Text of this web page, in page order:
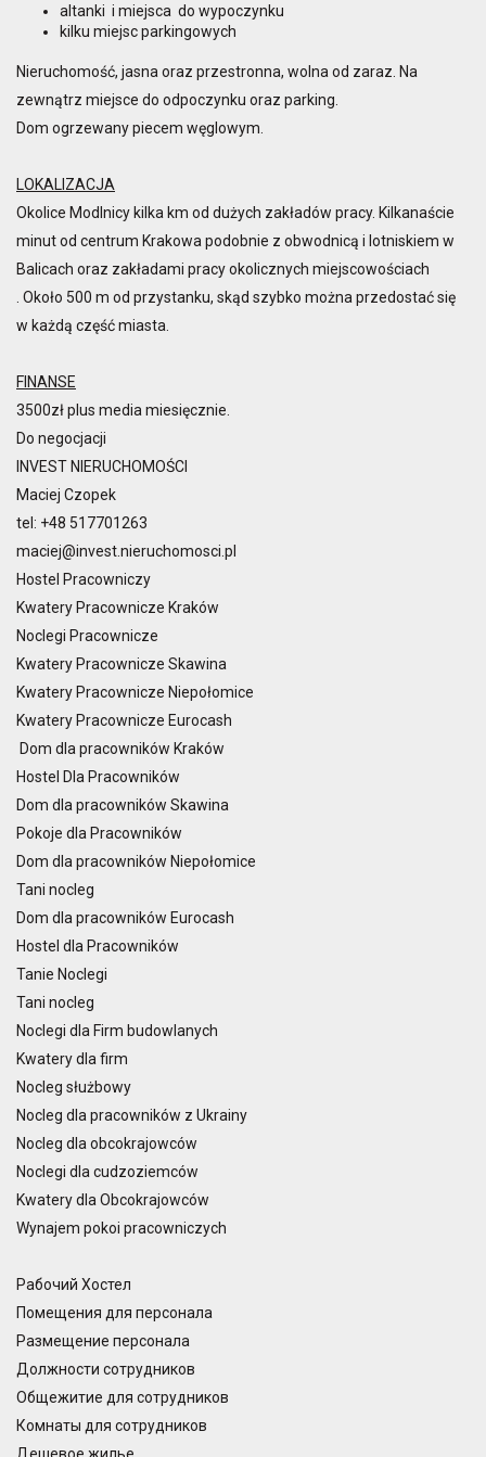
altanki i miejsca do wypoczynku
kilku miejsc parkingowych
Nieruchomość, jasna oraz przestronna, wolna od zaraz. Na
zewnątrz miejsce do odpoczynku oraz parking.
Dom ogrzewany piecem węglowym.
LOKALIZACJA
Okolice Modlnicy kilka km od dużych zakładów pracy. Kilkanaście
minut od centrum Krakowa podobnie z obwodnicą i lotniskiem w
Balicach oraz zakładami pracy okolicznych miejscowościach
. Około 500 m od przystanku, skąd szybko można przedostać się
w każdą część miasta.
FINANSE
3500zł plus media miesięcznie.
Do negocjacji
INVEST NIERUCHOMOŚCI
Maciej Czopek
tel: +48 517701263
maciej@invest.nieruchomosci.pl
Hostel Pracowniczy
Kwatery Pracownicze Kraków
Noclegi Pracownicze
Kwatery Pracownicze Skawina
Kwatery Pracownicze Niepołomice
Kwatery Pracownicze Eurocash
Dom dla pracowników Kraków
Hostel Dla Pracowników
Dom dla pracowników Skawina
Pokoje dla Pracowników
Dom dla pracowników Niepołomice
Tani nocleg
Dom dla pracowników Eurocash
Hostel dla Pracowników
Tanie Noclegi
Tani nocleg
Noclegi dla Firm budowlanych
Kwatery dla firm
Nocleg służbowy
Nocleg dla pracowników z Ukrainy
Nocleg dla obcokrajowców
Noclegi dla cudzoziemców
Kwatery dla Obcokrajowców
Wynajem pokoi pracowniczych
Рабочий Хостел
Помещения для персонала
Размещение персонала
Должности сотрудников
Общежитие для сотрудников
Комнаты для сотрудников